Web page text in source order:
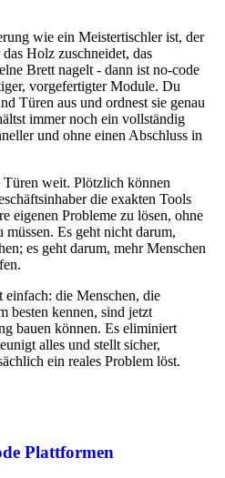
wie ein Meistertischler ist, der
Holz zuschneidet, das
Brett nagelt - dann ist no-code
vorgefertigter Module. Du
Türen aus und ordnest sie genau
immer noch ein vollständig
und ohne einen Abschluss in
weit. Plötzlich können
die exakten Tools
eigenen Probleme zu lösen, ohne
Es geht nicht darum,
es geht darum, mehr Menschen
die Menschen, die
besten kennen, sind jetzt
bauen können. Es eliminiert
alles und stellt sicher,
ein reales Problem löst.
Plattformen